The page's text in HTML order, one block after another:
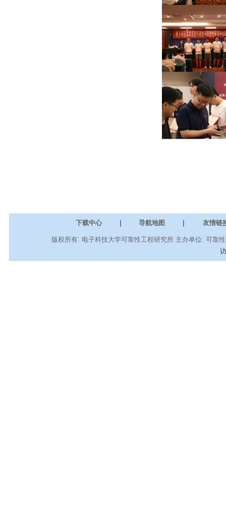
下载中心 导航地图 友情链
版权所有: 电子科技大学可靠性工程研究所 主办单位: 可靠